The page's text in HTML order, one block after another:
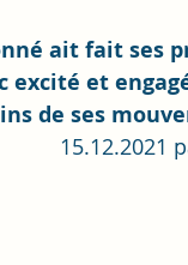
ait fait ses
et
de ses
15.12.2021